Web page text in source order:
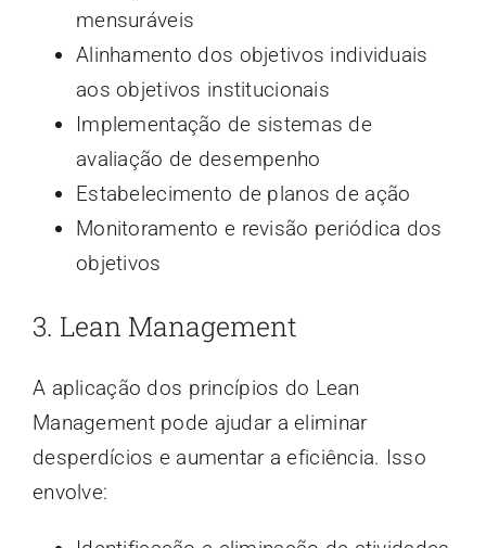
mensuráveis
Alinhamento dos objetivos individuais
aos objetivos institucionais
Implementação de sistemas de
avaliação de desempenho
Estabelecimento de planos de ação
Monitoramento e revisão periódica dos
objetivos
3. Lean Management
A aplicação dos princípios do Lean
Management pode ajudar a eliminar
desperdícios e aumentar a eficiência. Isso
envolve: